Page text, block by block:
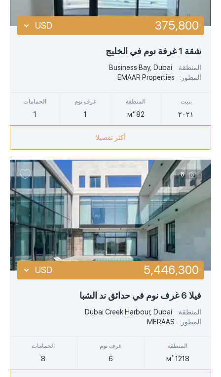
شقة 1 غرفة نوم في الخليج
المنطقة:
Business Bay, Dubai
المطور:
EMAAR Properties
بنيت
٢٠٢١
المنطقة
82 м²
غرف نوم
1
الحمامات
1
375,800
USD
أكثر تفصيلا
8
فيلا 6 غرف نوم في حدائق ند الشبا
المنطقة:
Dubai Creek Harbour, Dubai
المطور:
MERAAS
المنطقة
1218 м²
غرف نوم
6
الحمامات
8
5,446,300
USD